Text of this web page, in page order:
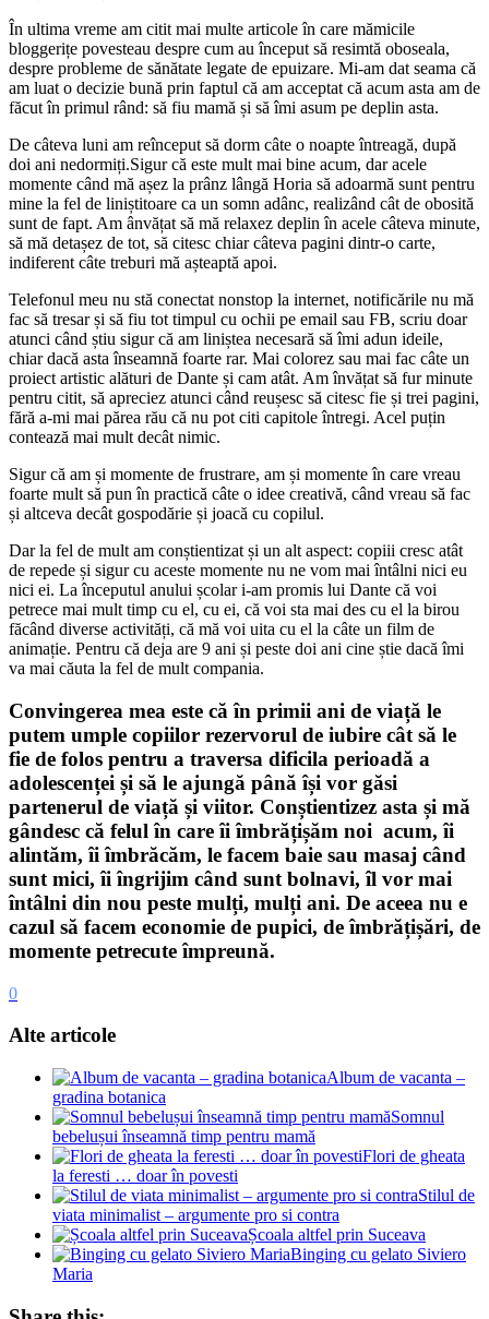
În ultima vreme am citit mai multe articole în care mămicile
bloggerițe povesteau despre cum au început să resimtă oboseala,
despre probleme de sănătate legate de epuizare. Mi-am dat seama că
am luat o decizie bună prin faptul că am acceptat că acum asta am de
făcut în primul rând: să fiu mamă și să îmi asum pe deplin asta.
De câteva luni am reînceput să dorm câte o noapte întreagă, după
doi ani nedormiți.Sigur că este mult mai bine acum, dar acele
momente când mă așez la prânz lângă Horia să adoarmă sunt pentru
mine la fel de liniștitoare ca un somn adânc, realizând cât de obosită
sunt de fapt. Am ânvățat să mă relaxez deplin în acele câteva minute,
să mă detașez de tot, să citesc chiar câteva pagini dintr-o carte,
indiferent câte treburi mă așteaptă apoi.
Telefonul meu nu stă conectat nonstop la internet, notificările nu mă
fac să tresar și să fiu tot timpul cu ochii pe email sau FB, scriu doar
atunci când știu sigur că am liniștea necesară să îmi adun ideile,
chiar dacă asta înseamnă foarte rar. Mai colorez sau mai fac câte un
proiect artistic alături de Dante și cam atât. Am învățat să fur minute
pentru citit, să apreciez atunci când reușesc să citesc fie și trei pagini,
fără a-mi mai părea rău că nu pot citi capitole întregi. Acel puțin
contează mai mult decât nimic.
Sigur că am și momente de frustrare, am și momente în care vreau
foarte mult să pun în practică câte o idee creativă, când vreau să fac
și altceva decât gospodărie și joacă cu copilul.
Dar la fel de mult am conștientizat și un alt aspect: copiii cresc atât
de repede și sigur cu aceste momente nu ne vom mai întâlni nici eu
nici ei. La începutul anului școlar i-am promis lui Dante că voi
petrece mai mult timp cu el, cu ei, că voi sta mai des cu el la birou
făcând diverse activități, că mă voi uita cu el la câte un film de
animație. Pentru că deja are 9 ani și peste doi ani cine știe dacă îmi
va mai căuta la fel de mult compania.
Convingerea mea este că în primii ani de viață le
putem umple copiilor rezervorul de iubire cât să le
fie de folos pentru a traversa dificila perioadă a
adolescenței și să le ajungă până își vor găsi
partenerul de viață și viitor. Conștientizez asta și mă
gândesc că felul în care îi îmbrățișăm noi acum, îi
alintăm, îi îmbrăcăm, le facem baie sau masaj când
sunt mici, îi îngrijim când sunt bolnavi, îl vor mai
întâlni din nou peste mulți, mulți ani. De aceea nu e
cazul să facem economie de pupici, de îmbrățișări, de
momente petrecute împreună.
0
Alte articole
Album de vacanta –
gradina botanica
Somnul
bebelușui înseamnă timp pentru mamă
Flori de gheata
la feresti … doar în povesti
Stilul de
viata minimalist – argumente pro si contra
Școala altfel prin Suceava
Binging cu gelato Siviero
Maria